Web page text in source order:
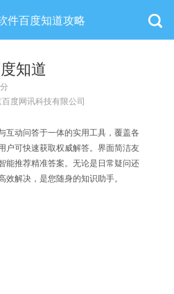
件百度知道攻略
知道
百度网讯科技有限公司
互动问答于一体的实用工具，覆盖各
户可快速获取权威解答。界面简洁友
能推荐精准答案。无论是日常疑问还
效解决，是您随身的知识助手。